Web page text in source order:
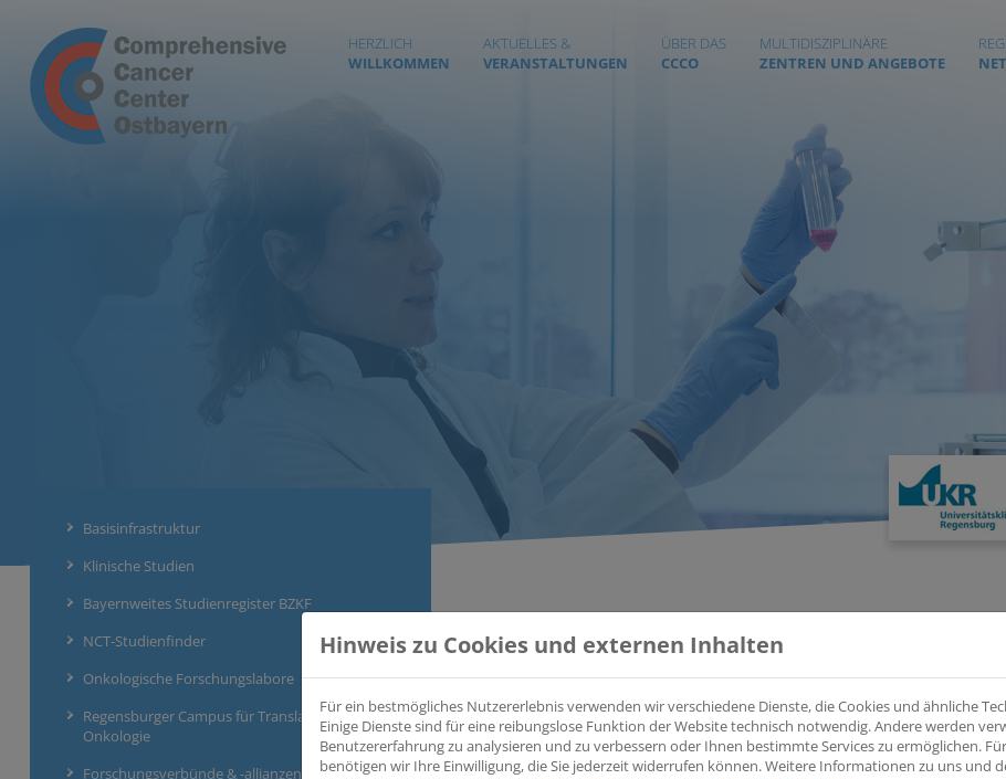
HERZLICH
WILLKOMMEN
AKTUELLES &
VERANSTALTUNGEN
ÜBER DAS
CCCO
MULTIDISZIPLINÄRE
ZENTREN UND ANGEBOTE
Basisinfrastruktur
Klinische Studien
Bayernweites Studienregister BZKF
NCT-Studienfinder
Onkologische Forschungslabore
Regensburger Campus für Translationale
Onkologie
Forschungsverbünde & -allianzen
JADE – Clinical Research Platform on Treatment and
Hinweis zu Cookies und externen Inhalten
Für ein bestmögliches Nutzererlebnis verwenden wir verschiedene Dienste, die Cookies und ähnliche
Einige Dienste sind für eine reibungslose Funktion der Website technisch notwendig. Andere werden
Benutzererfahrung zu analysieren und zu verbessern oder Ihnen bestimmte Services zu ermöglichen.
benötigen wir Ihre Einwilligung, die Sie jederzeit widerrufen können. Weitere Informationen zu uns und